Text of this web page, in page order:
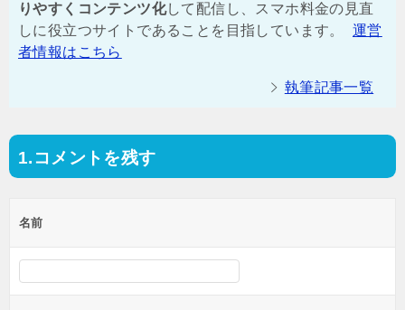
りやすくコンテンツ化して配信し、スマホ料金の見直
しに役立つサイトであることを目指しています。
運営
者情報はこちら
執筆記事一覧
投
ビ
コメントを残す
名前